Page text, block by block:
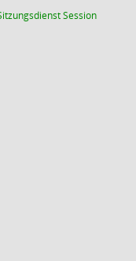
Session(Wird in